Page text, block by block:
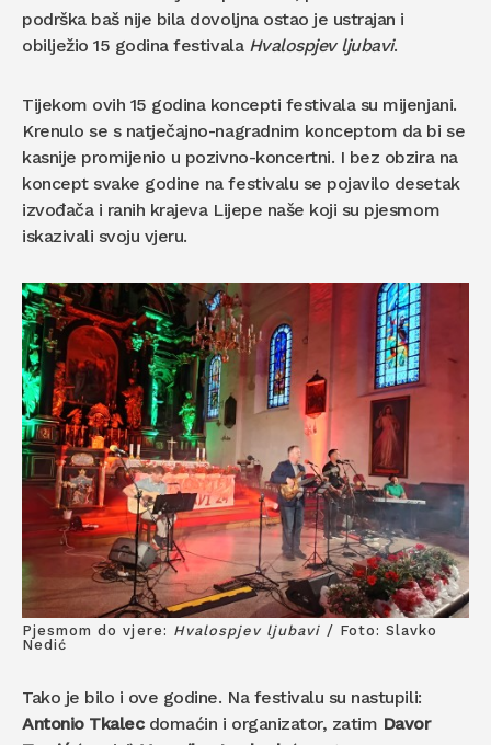
podrška baš nije bila dovoljna ostao je ustrajan i
obilježio 15 godina festivala Hvalospjev ljubavi.
Tijekom ovih 15 godina koncepti festivala su mijenjani.
Krenulo se s natječajno-nagradnim konceptom da bi se
kasnije promijenio u pozivno-koncertni. I bez obzira na
koncept svake godine na festivalu se pojavilo desetak
izvođača i ranih krajeva Lijepe naše koji su pjesmom
iskazivali svoju vjeru.
Pjesmom do vjere: Hvalospjev ljubavi / Foto: Slavko
Nedić
Tako je bilo i ove godine. Na festivalu su nastupili:
Antonio Tkalecdomaćin i organizator, zatim Davor